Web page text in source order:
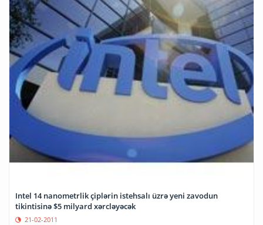
Intel 14 nanometrlik çiplərin istehsalı üzrə yeni zavodun
tikintisinə $5 milyard xərcləyəcək
21-02-2011